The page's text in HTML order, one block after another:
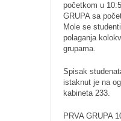
početkom u
GRUPA sa
Mole se
polaganja
grupama.
Spisak
istaknut je na
kabineta 233.
PRVA GRUPA